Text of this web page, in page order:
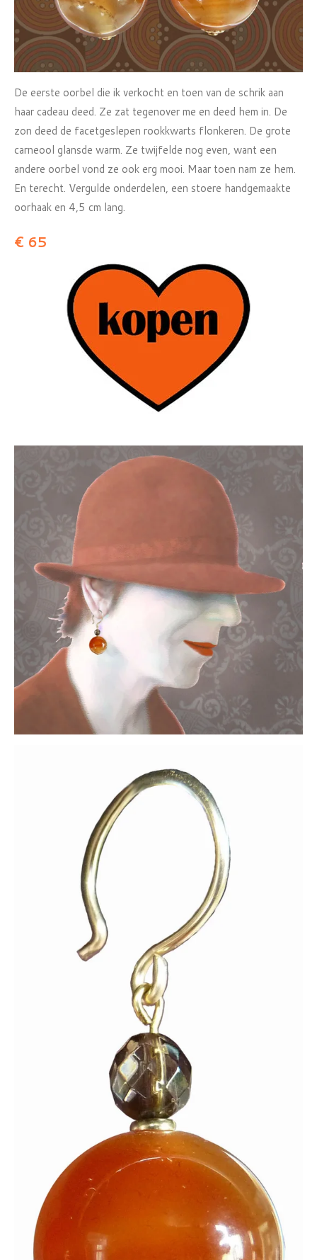
De eerste oorbel die ik verkocht en toen van de schrik aan
haar cadeau deed. Ze zat tegenover me en deed hem in. De
zon deed de facetgeslepen rookkwarts flonkeren. De grote
carneool glansde warm. Ze twijfelde nog even, want een
andere oorbel vond ze ook erg mooi. Maar toen nam ze hem.
En terecht. Vergulde onderdelen, een stoere handgemaakte
oorhaak en 4,5 cm lang.
€ 65